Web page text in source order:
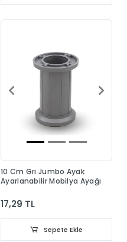
10 Cm Gri Jumbo Ayak
Ayarlanabilir Mobilya Ayağı
17,29 TL
Sepete Ekle